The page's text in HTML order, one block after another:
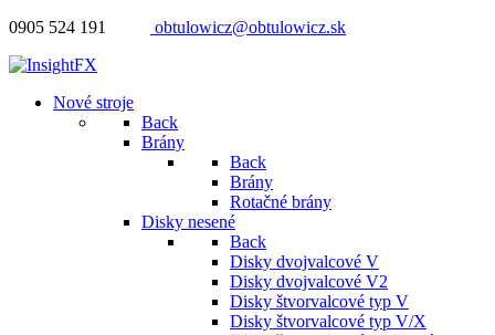
0905 524 191 obtulowicz@obtulowicz.sk
Nové stroje
Back
Brány
Back
Brány
Rotačné brány
Disky nesené
Back
Disky dvojvalcové V
Disky dvojvalcové V2
Disky štvorvalcové typ V
Disky štvorvalcové typ V/X